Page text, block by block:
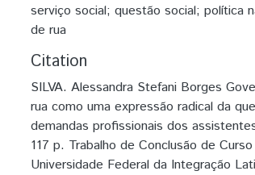
serviço social; questão social; política
de rua
Citation
SILVA. Alessandra Stefani Borges
rua como uma expressão radical da
demandas profissionais dos
117 p. Trabalho de Conclusão de
Universidade Federal da Integração